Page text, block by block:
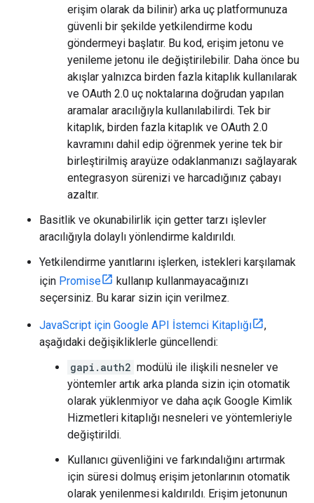
erişim olarak da bilinir) arka uç platformunuza
güvenli bir şekilde yetkilendirme kodu
göndermeyi başlatır. Bu kod, erişim jetonu ve
yenileme jetonu ile değiştirilebilir. Daha önce bu
akışlar yalnızca birden fazla kitaplık kullanılarak
ve OAuth 2.0 uç noktalarına doğrudan yapılan
aramalar aracılığıyla kullanılabilirdi. Tek bir
kitaplık, birden fazla kitaplık ve OAuth 2.0
kavramını dahil edip öğrenmek yerine tek bir
birleştirilmiş arayüze odaklanmanızı sağlayarak
entegrasyon sürenizi ve harcadığınız çabayı
azaltır.
Basitlik ve okunabilirlik için getter tarzı işlevler
aracılığıyla dolaylı yönlendirme kaldırıldı.
Yetkilendirme yanıtlarını işlerken, istekleri karşılamak
için Promise
kullanıp kullanmayacağınızı
seçersiniz. Bu karar sizin için verilmez.
JavaScript için Google API İstemci Kitaplığı
,
aşağıdaki değişikliklerle güncellendi:
gapi.auth2 modülü ile ilişkili nesneler ve
yöntemler artık arka planda sizin için otomatik
olarak yüklenmiyor ve daha açık Google Kimlik
Hizmetleri kitaplığı nesneleri ve yöntemleriyle
değiştirildi.
Kullanıcı güvenliğini ve farkındalığını artırmak
için süresi dolmuş erişim jetonlarının otomatik
olarak yenilenmesi kaldırıldı. Erişim jetonunun